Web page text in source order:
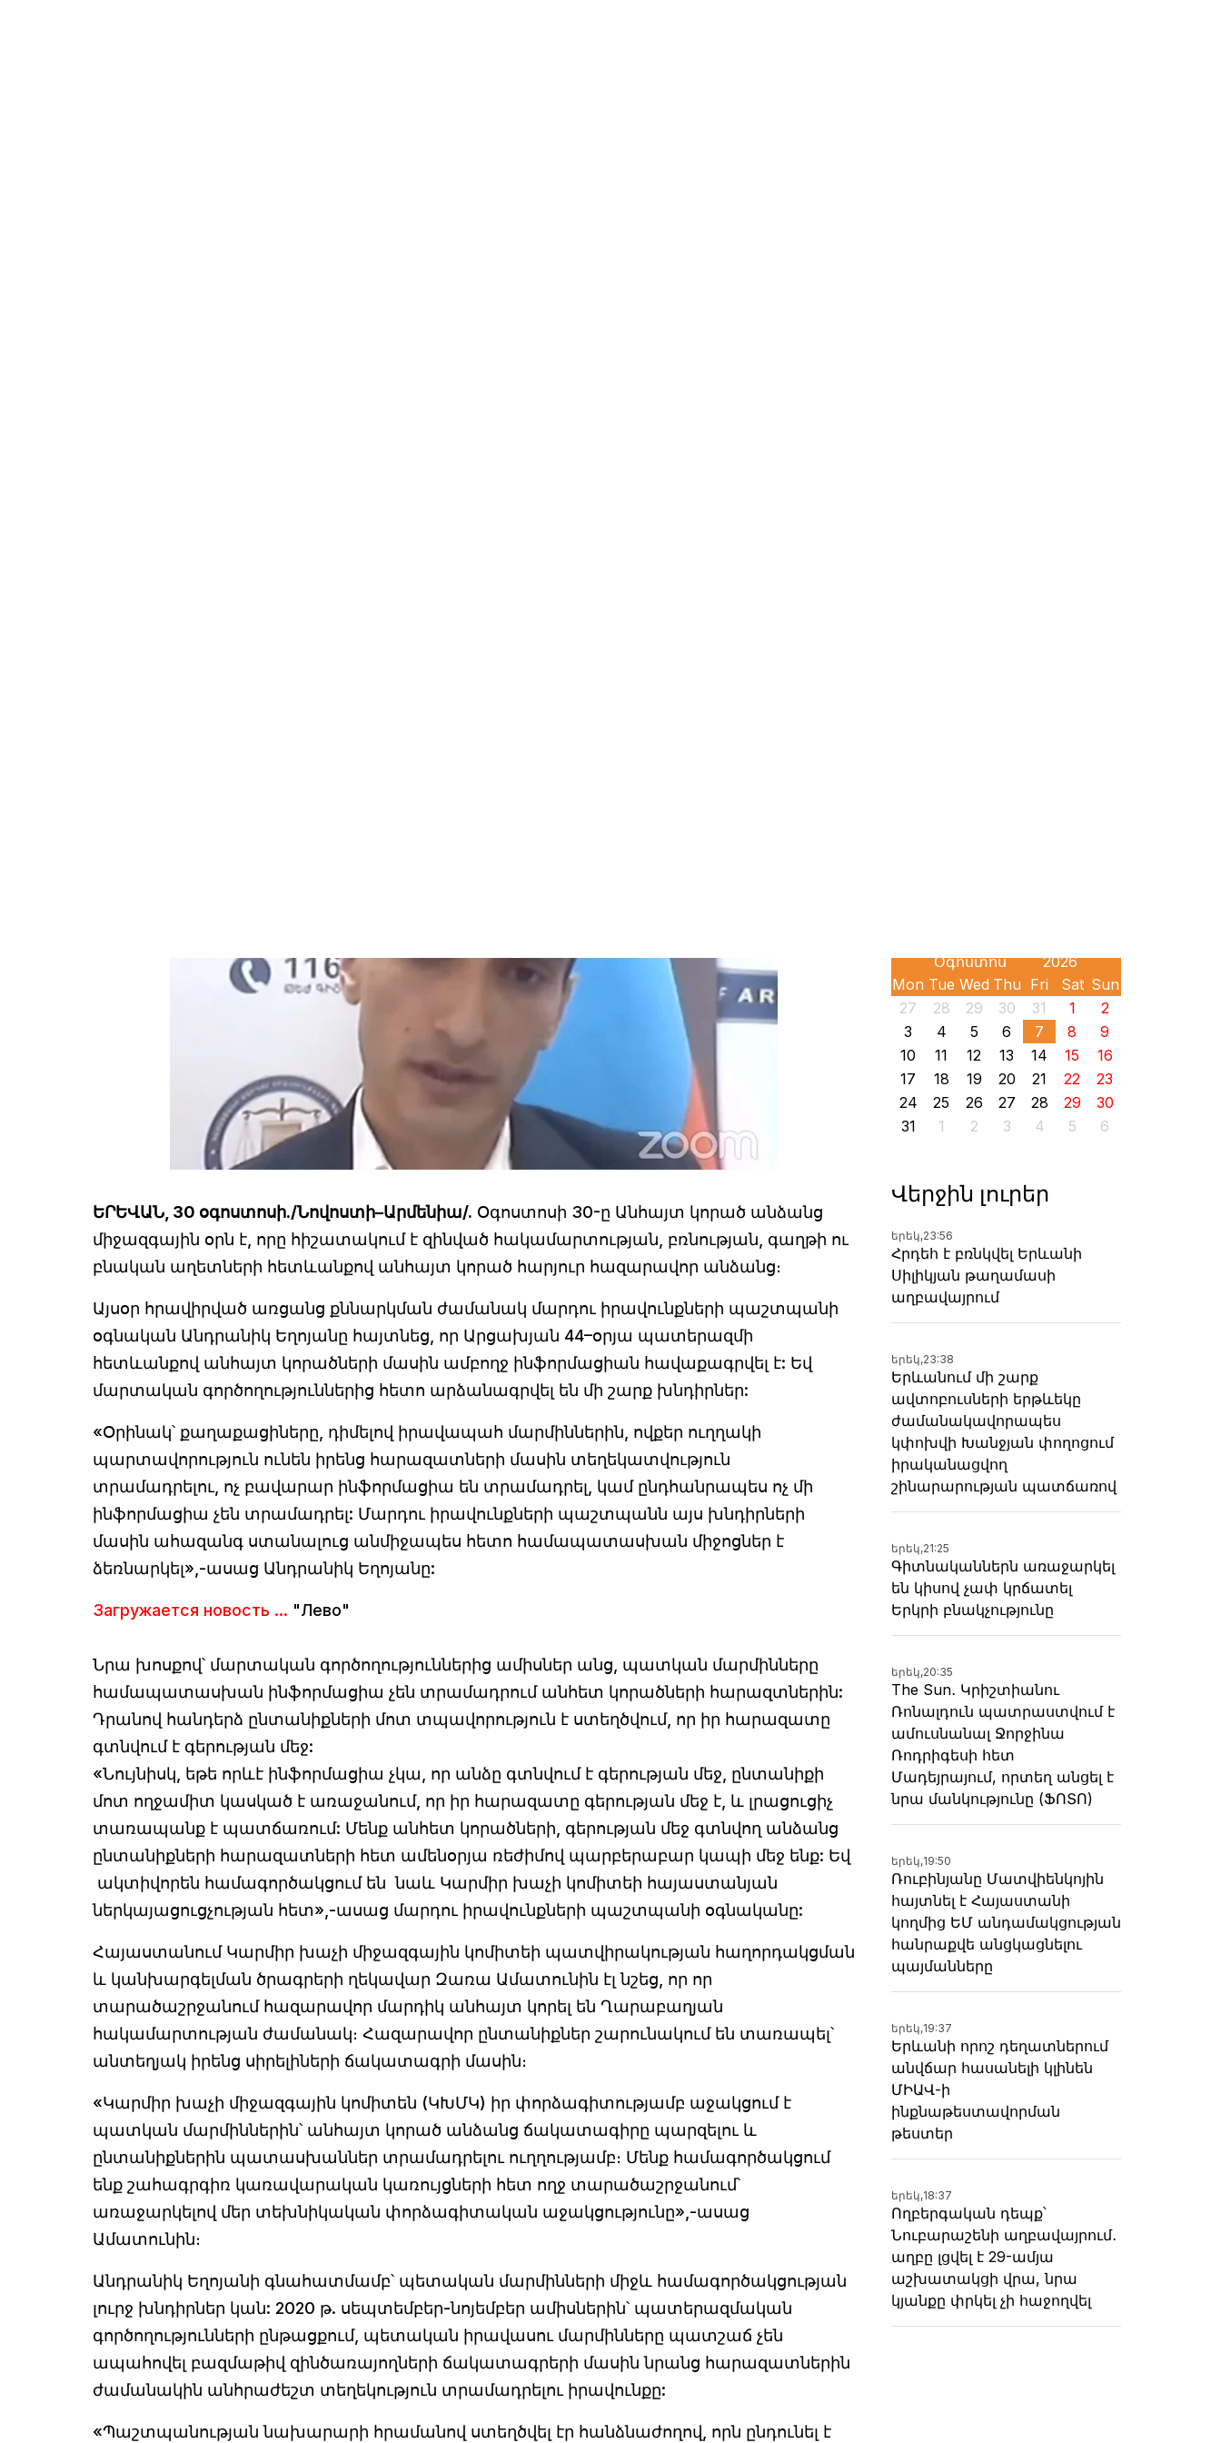
ԵՐԵՎԱՆ, 30 օգոստոսի./Նովոստի–Արմենիա/. Օգոստոսի 30-ը Անհայտ կորած անձանց
միջազգային օրն է, որը հիշատակում է զինված հակամարտության, բռնության, գաղթի ու
բնական աղետների հետևանքով անհայտ կորած հարյուր հազարավոր անձանց։
Այսօր հրավիրված առցանց քննարկման ժամանակ մարդու իրավունքների պաշտպանի
օգնական Անդրանիկ Եղոյանը հայտնեց, որ Արցախյան 44–օրյա պատերազմի
հետևանքով անհայտ կորածների մասին ամբողջ ինֆորմացիան հավաքագրվել է: Եվ
մարտական գործողություններից հետո արձանագրվել են մի շարք խնդիրներ:
«Օրինակ՝ քաղաքացիները, դիմելով իրավապահ մարմիններին, ովքեր ուղղակի
պարտավորություն ունեն իրենց հարազատների մասին տեղեկատվություն
տրամադրելու, ոչ բավարար ինֆորմացիա են տրամադրել, կամ ընդհանրապես ոչ մի
ինֆորմացիա չեն տրամադրել: Մարդու իրավունքների պաշտպանն այս խնդիրների
մասին ահազանգ ստանալուց անմիջապես հետո համապատասխան միջոցներ է
ձեռնարկել»,-ասաց Անդրանիկ Եղոյանը:
Загружается новость ... "Лево"
Նրա խոսքով՝ մարտական գործողություններից ամիսներ անց, պատկան մարմինները
համապատասխան ինֆորմացիա չեն տրամադրում անհետ կորածների հարազտներին:
Դրանով հանդերձ ընտանիքների մոտ տպավորություն է ստեղծվում, որ իր հարազատը
գտնվում է գերության մեջ:
«Նույնիսկ, եթե որևէ ինֆորմացիա չկա, որ անձը գտնվում է գերության մեջ, ընտանիքի
մոտ ողջամիտ կասկած է առաջանում, որ իր հարազատը գերության մեջ է, և լրացուցիչ
տառապանք է պատճառում: Մենք անհետ կորածների, գերության մեջ գտնվող անձանց
ընտանիքների հարազատների հետ ամենօրյա ռեժիմով պարբերաբար կապի մեջ ենք: Եվ
ակտիվորեն համագործակցում են նաև Կարմիր խաչի կոմիտեի հայաստանյան
ներկայացուցչության հետ»,-ասաց մարդու իրավունքների պաշտպանի օգնականը:
Հայաստանում Կարմիր խաչի միջազգային կոմիտեի պատվիրակության հաղորդակցման
և կանխարգելման ծրագրերի ղեկավար Զառա Ամատունին էլ նշեց, որ որ
տարածաշրջանում հազարավոր մարդիկ անհայտ կորել են Ղարաբաղյան
հակամարտության ժամանակ։ Հազարավոր ընտանիքներ շարունակում են տառապել՝
անտեղյակ իրենց սիրելիների ճակատագրի մասին։
«Կարմիր խաչի միջազգային կոմիտեն (ԿԽՄԿ) իր փորձագիտությամբ աջակցում է
պատկան մարմիններին՝ անհայտ կորած անձանց ճակատագիրը պարզելու և
ընտանիքներին պատասխաններ տրամադրելու ուղղությամբ։ Մենք համագործակցում
ենք շահագրգիռ կառավարական կառույցների հետ ողջ տարածաշրջանում՝
առաջարկելով մեր տեխնիկական փորձագիտական աջակցությունը»,-ասաց
Ամատունին։
Անդրանիկ Եղոյանի գնահատմամբ՝ պետական մարմինների միջև համագործակցության
լուրջ խնդիրներ կան: 2020 թ. սեպտեմբեր-նոյեմբեր ամիսներին՝ պատերազմական
գործողությունների ընթացքում, պետական իրավասու մարմինները պատշաճ չեն
ապահովել բազմաթիվ զինծառայողների ճակատագրերի մասին նրանց հարազատներին
ժամանակին անհրաժեշտ տեղեկություն տրամադրելու իրավունքը:
«Պաշտպանության նախարարի հրամանով ստեղծվել էր հանձնաժողով, որն ընդունել է
Mon Tue Wed Thu Fri Sat Sun
27
28 29 30 31 1
2
3
4 5 6 7 8
9
10
11 12 13 14 15
16
17
18 19 20 21 22
23
24
25 26 27 28 29
30
31
1 2 3 4 5 6
Վերջին լուրեր
երեկ,23:56
Հրդեհ է բռնկվել Երևանի
Սիլիկյան թաղամասի
աղբավայրում
երեկ,23:38
Երևանում մի շարք
ավտոբուսների երթևեկը
ժամանակավորապես
կփոխվի Խանջյան փողոցում
իրականացվող
շինարարության պատճառով
երեկ,21:25
Գիտնականներն առաջարկել
են կիսով չափ կրճատել
Երկրի բնակչությունը
երեկ,20:35
The Sun․ Կրիշտիանու
Ռոնալդուն պատրաստվում է
ամուսնանալ Ջորջինա
Ռոդրիգեսի հետ
Մադեյրայում, որտեղ անցել է
նրա մանկությունը (ՖՈՏՈ)
երեկ,19:50
Ռուբինյանը Մատվիենկոյին
հայտնել է Հայաստանի
կողմից ԵՄ անդամակցության
հանրաքվե անցկացնելու
պայմանները
երեկ,19:37
Երևանի որոշ դեղատներում
անվճար հասանելի կլինեն
ՄԻԱՎ-ի
ինքնաթեստավորման
թեստեր
երեկ,18:37
Ողբերգական դեպք՝
Նուբարաշենի աղբավայրում․
աղբը լցվել է 29-ամյա
աշխատակցի վրա, նրա
կյանքը փրկել չի հաջողվել